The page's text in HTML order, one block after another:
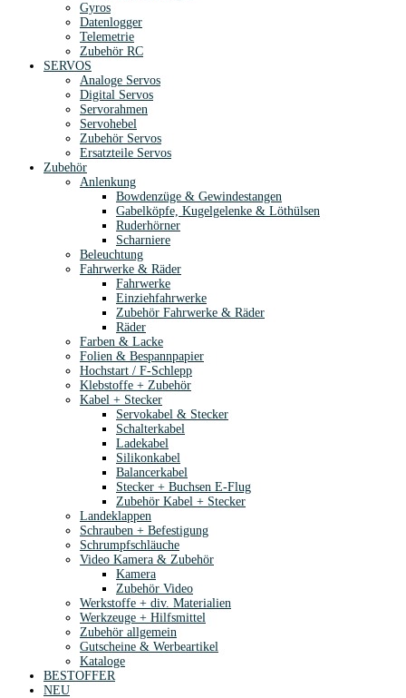
Gyros
Datenlogger
Telemetrie
Zubehör RC
SERVOS
Analoge Servos
Digital Servos
Servorahmen
Servohebel
Zubehör Servos
Ersatzteile Servos
Zubehör
Anlenkung
Bowdenzüge & Gewindestangen
Gabelköpfe, Kugelgelenke & Löthülsen
Ruderhörner
Scharniere
Beleuchtung
Fahrwerke & Räder
Fahrwerke
Einziehfahrwerke
Zubehör Fahrwerke & Räder
Räder
Farben & Lacke
Folien & Bespannpapier
Hochstart / F-Schlepp
Klebstoffe + Zubehör
Kabel + Stecker
Servokabel & Stecker
Schalterkabel
Ladekabel
Silikonkabel
Balancerkabel
Stecker + Buchsen E-Flug
Zubehör Kabel + Stecker
Landeklappen
Schrauben + Befestigung
Schrumpfschläuche
Video Kamera & Zubehör
Kamera
Zubehör Video
Werkstoffe + div. Materialien
Werkzeuge + Hilfsmittel
Zubehör allgemein
Gutscheine & Werbeartikel
Kataloge
BESTOFFER
NEU